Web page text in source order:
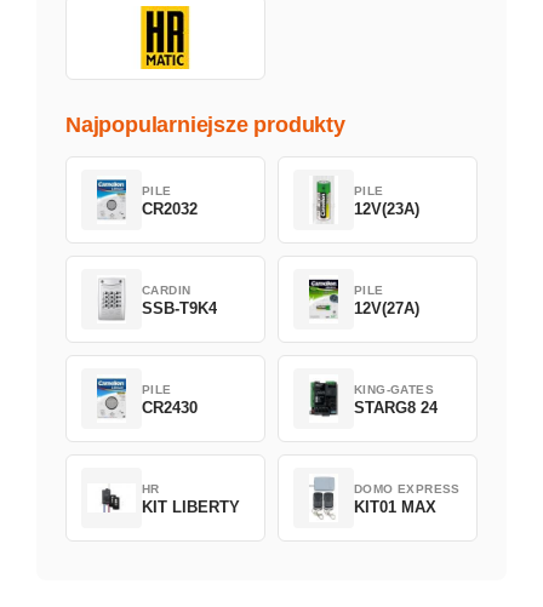
Najpopularniejsze produkty
PILE
CR2032
PILE
12V(23A)
CARDIN
SSB-T9K4
PILE
12V(27A)
PILE
CR2430
KING-GATES
STARG8 24
HR
KIT LIBERTY
DOMO EXPRESS
KIT01 MAX